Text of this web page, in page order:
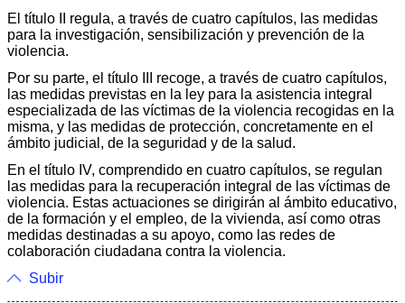
El título II regula, a través de cuatro capítulos, las medidas
para la investigación, sensibilización y prevención de la
violencia.
Por su parte, el título III recoge, a través de cuatro capítulos,
las medidas previstas en la ley para la asistencia integral
especializada de las víctimas de la violencia recogidas en la
misma, y las medidas de protección, concretamente en el
ámbito judicial, de la seguridad y de la salud.
En el título IV, comprendido en cuatro capítulos, se regulan
las medidas para la recuperación integral de las víctimas de
violencia. Estas actuaciones se dirigirán al ámbito educativo,
de la formación y el empleo, de la vivienda, así como otras
medidas destinadas a su apoyo, como las redes de
colaboración ciudadana contra la violencia.
Subir